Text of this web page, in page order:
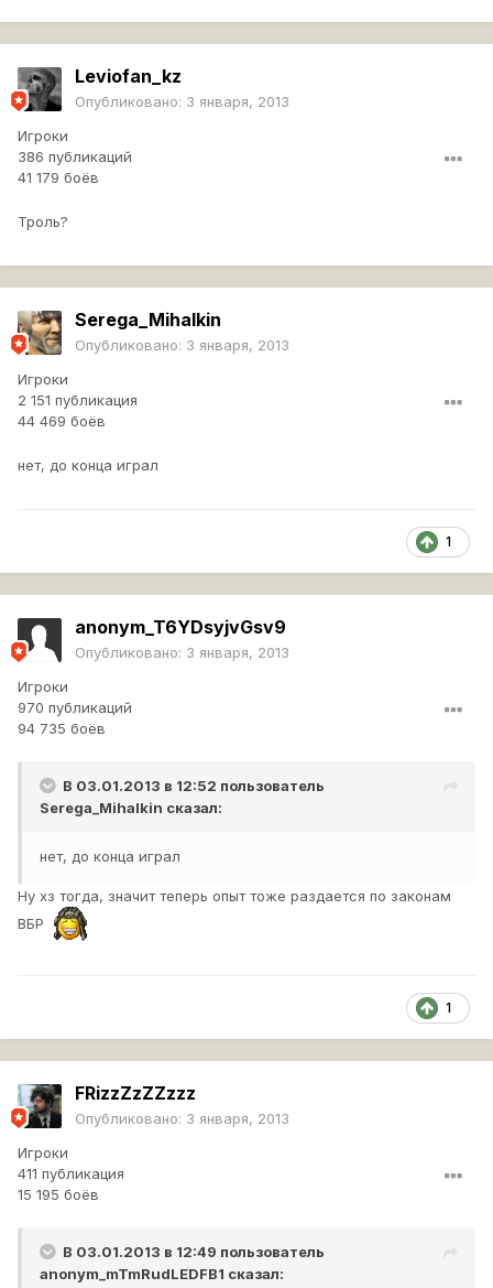
Leviofan_kz
Опубликовано: 3 января, 2013
Игроки
386 публикаций
41 179 боёв
Троль?
Serega_Mihalkin
Опубликовано: 3 января, 2013
Игроки
2 151 публикация
44 469 боёв
нет, до конца играл
1
anonym_T6YDsyjvGsv9
Опубликовано: 3 января, 2013
Игроки
970 публикаций
94 735 боёв
В 03.01.2013 в 12:52 пользователь
Serega_Mihalkin сказал:
нет, до конца играл
Ну хз тогда, значит теперь опыт тоже раздается по законам
ВБР
1
FRizzZzZZzzz
Опубликовано: 3 января, 2013
Игроки
411 публикация
15 195 боёв
В 03.01.2013 в 12:49 пользователь
anonym_mTmRudLEDFB1 сказал: